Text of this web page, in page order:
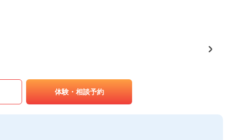
体験・相談予約